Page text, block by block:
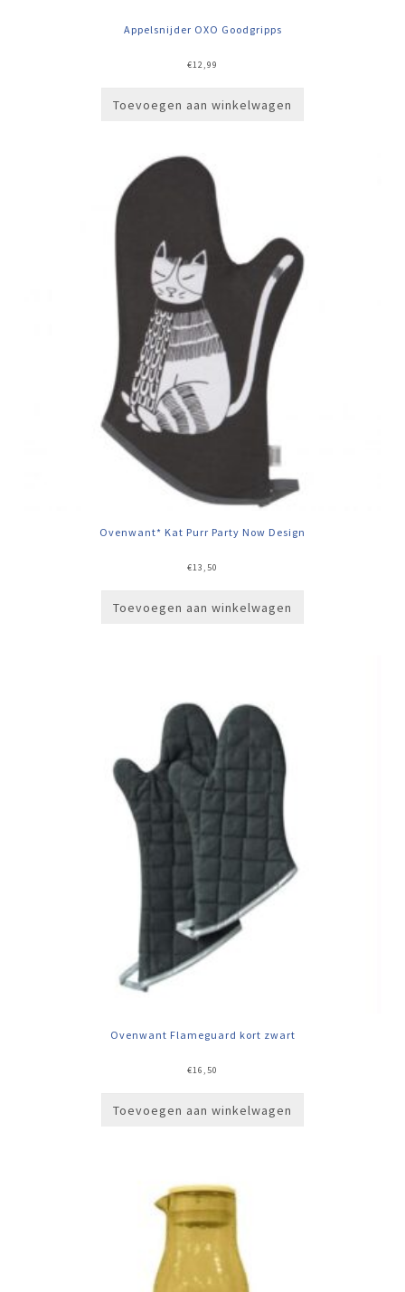
Appelsnijder OXO Goodgripps
€12,99
Toevoegen aan winkelwagen
Ovenwant* Kat Purr Party Now Design
€13,50
Toevoegen aan winkelwagen
Ovenwant Flameguard kort zwart
€16,50
Toevoegen aan winkelwagen